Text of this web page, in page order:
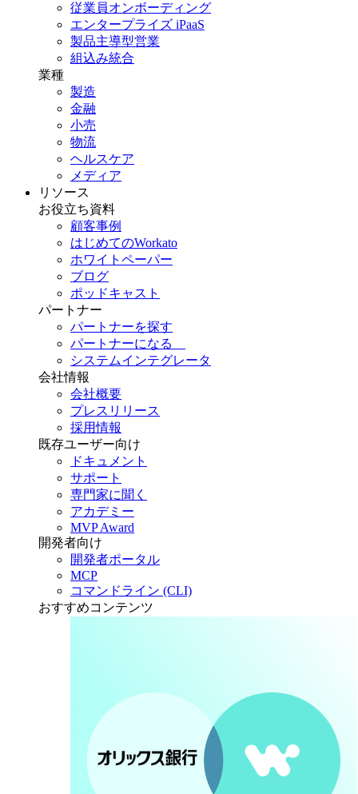
従業員オンボーディング
エンタープライズ iPaaS
製品主導型営業
組込み統合
業種
製造
金融
小売
物流
ヘルスケア
メディア
リソース
お役立ち資料
顧客事例
はじめてのWorkato
ホワイトペーパー
ブログ
ポッドキャスト
パートナー
パートナーを探す
パートナーになる
システムインテグレータ
会社情報
会社概要
プレスリリース
採用情報
既存ユーザー向け
ドキュメント
サポート
専門家に聞く
アカデミー
MVP Award
開発者向け
開発者ポータル
MCP
コマンドライン (CLI)
おすすめコンテンツ